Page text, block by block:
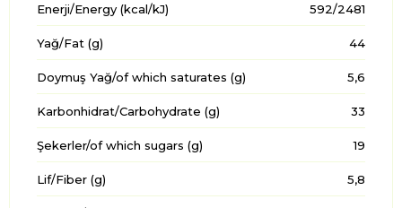
Enerji/Energy (kcal/kJ) 592/2481
Yağ/Fat (g) 44
Doymuş Yağ/of which saturates (g) 5,6
Karbonhidrat/Carbohydrate (g) 33
Şekerler/of which sugars (g) 19
Lif/Fiber (g) 5,8